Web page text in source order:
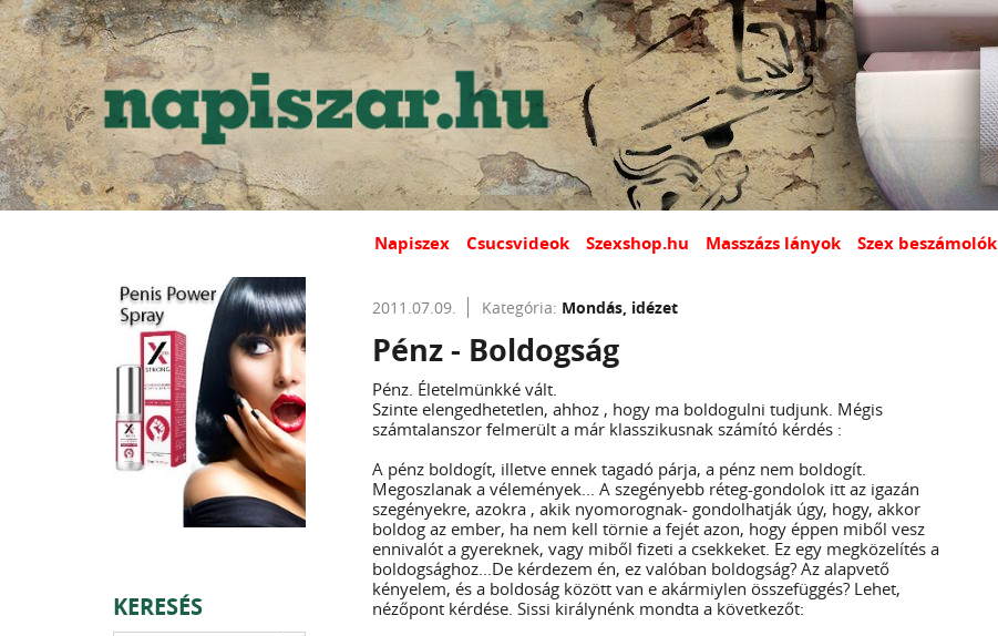
Napiszex Csucsvideok Szexshop.hu Masszázs lányok Szex beszámolók
KERESÉS
2011.07.09. Kategória: Mondás, idézet
Pénz - Boldogság
Pénz. Életelmünkké vált.
Szinte elengedhetetlen, ahhoz , hogy ma boldogulni tudjunk. Mégis
számtalanszor felmerült a már klasszikusnak számító kérdés :
A pénz boldogít, illetve ennek tagadó párja, a pénz nem boldogít.
Megoszlanak a vélemények... A szegényebb réteg-gondolok itt az igazán
szegényekre, azokra , akik nyomorognak- gondolhatják úgy, hogy, akkor
boldog az ember, ha nem kell törnie a fejét azon, hogy éppen miből vesz
ennivalót a gyereknek, vagy miből fizeti a csekkeket. Ez egy megközelítés a
boldogsághoz...De kérdezem én, ez valóban boldogság? Az alapvető
kényelem, és a boldoság között van e akármiylen összefüggés? Lehet,
nézőpont kérdése. Sissi királynénk mondta a következőt: